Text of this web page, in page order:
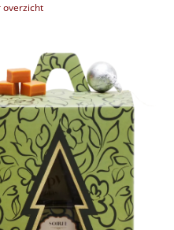
overzicht